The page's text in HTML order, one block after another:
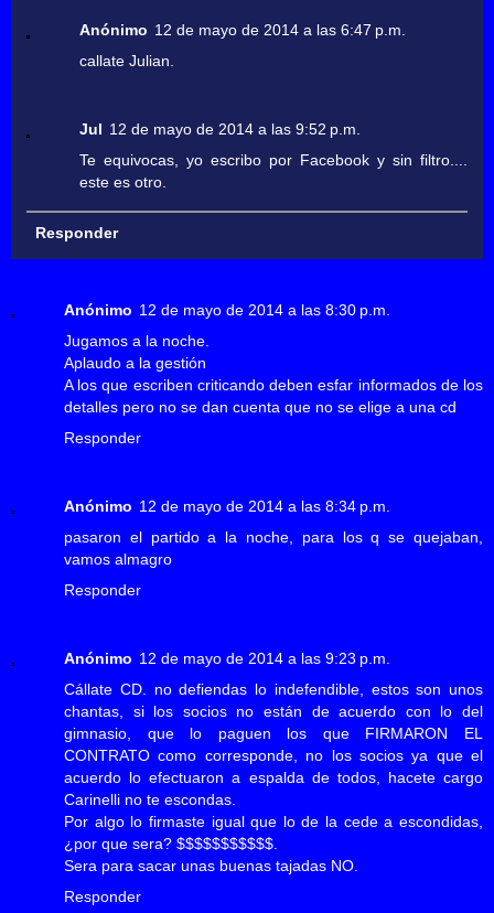
Anónimo 12 de mayo de 2014 a las 6:47 p.m.
callate Julian.
Jul 12 de mayo de 2014 a las 9:52 p.m.
Te equivocas, yo escribo por Facebook y sin filtro....
este es otro.
Responder
Anónimo 12 de mayo de 2014 a las 8:30 p.m.
Jugamos a la noche.
Aplaudo a la gestión
A los que escriben criticando deben esfar informados de los
detalles pero no se dan cuenta que no se elige a una cd
Responder
Anónimo 12 de mayo de 2014 a las 8:34 p.m.
pasaron el partido a la noche, para los q se quejaban,
vamos almagro
Responder
Anónimo 12 de mayo de 2014 a las 9:23 p.m.
Cállate CD. no defiendas lo indefendible, estos son unos
chantas, si los socios no están de acuerdo con lo del
gimnasio, que lo paguen los que FIRMARON EL
CONTRATO como corresponde, no los socios ya que el
acuerdo lo efectuaron a espalda de todos, hacete cargo
Carinelli no te escondas.
Por algo lo firmaste igual que lo de la cede a escondidas,
¿por que sera? $$$$$$$$$$$.
Sera para sacar unas buenas tajadas NO.
Responder